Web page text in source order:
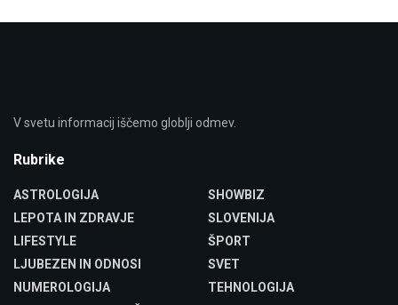
V svetu informacij iščemo globlji odmev.
Rubrike
ASTROLOGIJA
LEPOTA IN ZDRAVJE
LIFESTYLE
LJUBEZEN IN ODNOSI
NUMEROLOGIJA
SHOWBIZ
SLOVENIJA
ŠPORT
SVET
TEHNOLOGIJA